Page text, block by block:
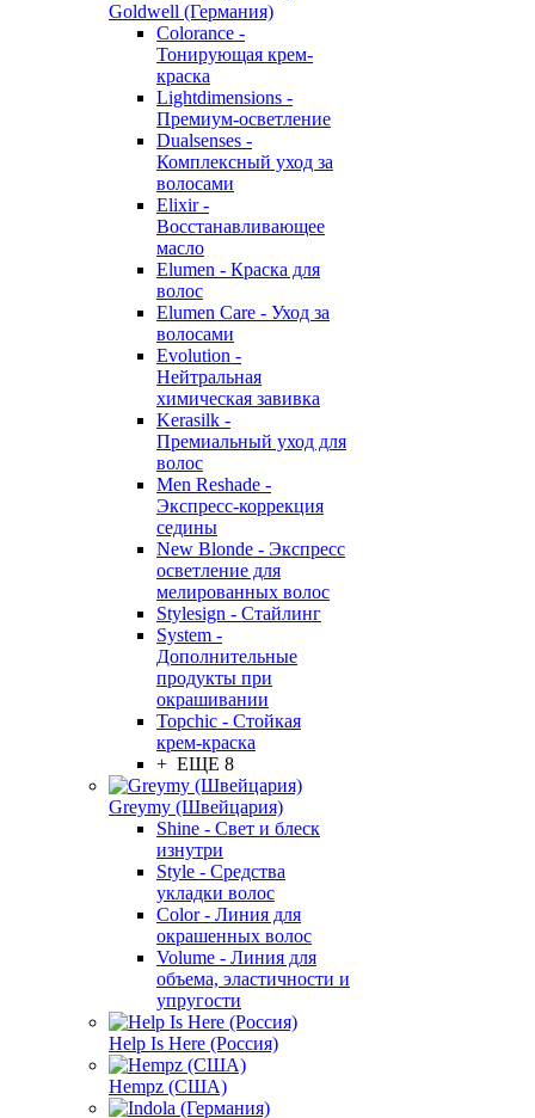
Goldwell (Германия)
Colorance -
Тонирующая крем-
краска
Lightdimensions -
Премиум-осветление
Dualsenses -
Комплексный уход за
волосами
Elixir -
Восстанавливающее
масло
Elumen - Краска для
волос
Elumen Care - Уход за
волосами
Evolution -
Нейтральная
химическая завивка
Kerasilk -
Премиальный уход для
волос
Men Reshade -
Экспресс-коррекция
седины
New Blonde - Экспресс
осветление для
мелированных волос
Stylesign - Стайлинг
System -
Дополнительные
продукты при
окрашивании
Topchic - Стойкая
крем-краска
+ ЕЩЕ 8
Greymy (Швейцария)
Shine - Свет и блеск
изнутри
Style - Средства
укладки волос
Color - Линия для
окрашенных волос
Volume - Линия для
объема, эластичности и
упругости
Help Is Here (Россия)
Hempz (США)